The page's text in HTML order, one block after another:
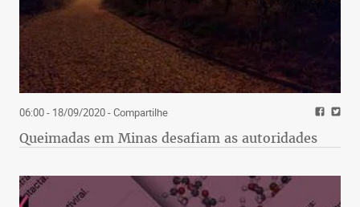
06:00 - 18/09/2020- Compartilhe
Queimadas em Minas desafiam as autoridades